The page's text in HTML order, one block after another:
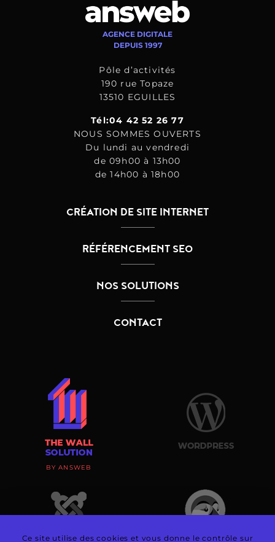
AGENCE DIGITALE
DEPUIS 1997
Pôle d’activités
190 rue Topaze
13510 EGUILLES
Tél:04 42 52 26 77
NOUS SOMMES OUVERTS
Du lundi au vendredi
de 09h00 à 13h00
de 14h00 à 18h00
CRÉATION DE SITE INTERNET
RÉFÉRENCEMENT SEO
NOS SOLUTIONS
CONTACT
BY ANSWEB
Ce site utilise des cookies et vous donne le contrôle sur